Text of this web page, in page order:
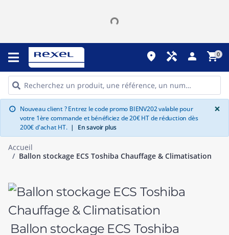
place handyman person shopping_cart0
info Nouveau client ? Entrez le code promo BIENV202 valable pour
votre 1ère commande et bénéficiez de 20€ HT de réduction dès
200€ d'achat HT. | En savoir plus
×
Accueil
Ballon stockage ECS Toshiba Chauffage & Climatisation
Ballon stockage ECS Toshiba